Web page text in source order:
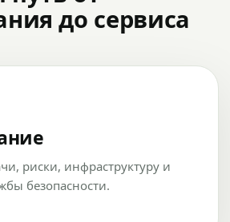
до сервиса
риски, инфраструктуру и
безопасности.